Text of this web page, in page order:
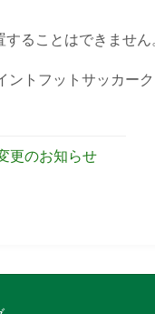
ることはできません
ントフットサッカー
更のお知らせ